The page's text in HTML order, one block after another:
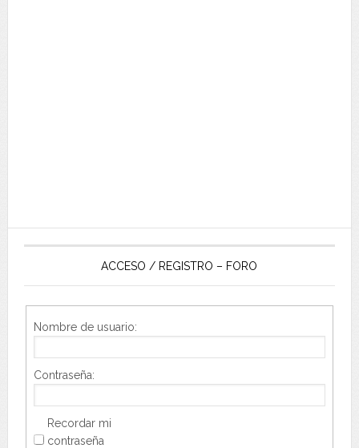
ACCESO / REGISTRO – FORO
Nombre de usuario:
Contraseña:
Recordar mi
contraseña